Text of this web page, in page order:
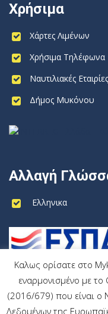
Χρήσιμα
Χάρτες Λιμένων
Χρήσιμα Τηλέφωνα
Ναυτιλιακές Εταιρίες
Δήμος Μυκόνου
Αλλαγή
Ελληνικα
Καλως ορίσατε στο
εναρμονισμένο με
(2016/679) που είναι ο
Δεδομένων της